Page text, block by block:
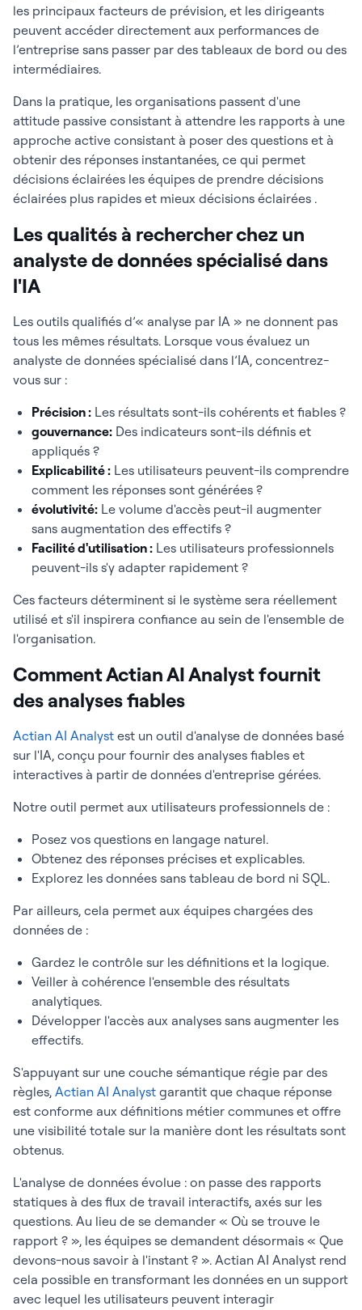
les principaux facteurs de prévision, et les dirigeants
peuvent accéder directement aux performances de
l’entreprise sans passer par des tableaux de bord ou des
intermédiaires.
Dans la pratique, les organisations passent d'une
attitude passive consistant à attendre les rapports à une
approche active consistant à poser des questions et à
obtenir des réponses instantanées, ce qui permet
décisions éclairées les équipes de prendre décisions
éclairées plus rapides et mieux décisions éclairées .
Les qualités à rechercher chez un
analyste de données spécialisé dans
l'IA
Les outils qualifiés d’« analyse par IA » ne donnent pas
tous les mêmes résultats. Lorsque vous évaluez un
analyste de données spécialisé dans l’IA, concentrez-
vous sur :
Précision : Les résultats sont-ils cohérents et fiables ?
gouvernance: Des indicateurs sont-ils définis et
appliqués ?
Explicabilité : Les utilisateurs peuvent-ils comprendre
comment les réponses sont générées ?
évolutivité: Le volume d'accès peut-il augmenter
sans augmentation des effectifs ?
Facilité d'utilisation : Les utilisateurs professionnels
peuvent-ils s'y adapter rapidement ?
Ces facteurs déterminent si le système sera réellement
utilisé et s'il inspirera confiance au sein de l'ensemble de
l'organisation.
Comment Actian AI Analyst fournit
des analyses fiables
Actian AI Analyst est un outil d'analyse de données basé
sur l'IA, conçu pour fournir des analyses fiables et
interactives à partir de données d'entreprise gérées.
Notre outil permet aux utilisateurs professionnels de :
Posez vos questions en langage naturel.
Obtenez des réponses précises et explicables.
Explorez les données sans tableau de bord ni SQL.
Par ailleurs, cela permet aux équipes chargées des
données de :
Gardez le contrôle sur les définitions et la logique.
Veiller à cohérence l'ensemble des résultats
analytiques.
Développer l'accès aux analyses sans augmenter les
effectifs.
S'appuyant sur une couche sémantique régie par des
règles, Actian AI Analyst garantit que chaque réponse
est conforme aux définitions métier communes et offre
une visibilité totale sur la manière dont les résultats sont
obtenus.
L'analyse de données évolue : on passe des rapports
statiques à des flux de travail interactifs, axés sur les
questions. Au lieu de se demander « Où se trouve le
rapport ? », les équipes se demandent désormais « Que
devons-nous savoir à l'instant ? ». Actian AI Analyst rend
cela possible en transformant les données en un support
avec lequel les utilisateurs peuvent interagir